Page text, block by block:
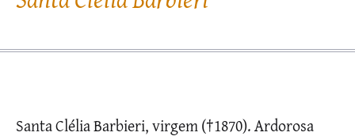
Santa Clélia Barbieri, virgem (†1870). Ardorosa